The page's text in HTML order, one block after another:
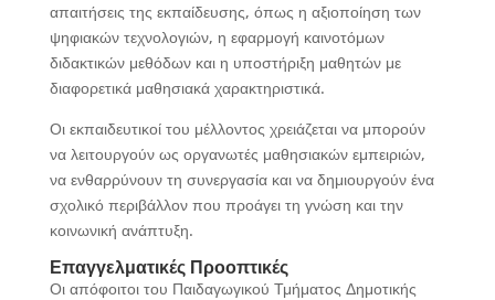
απαιτήσεις της εκπαίδευσης, όπως η αξιοποίηση των
ψηφιακών τεχνολογιών, η εφαρμογή καινοτόμων
διδακτικών μεθόδων και η υποστήριξη μαθητών με
διαφορετικά μαθησιακά χαρακτηριστικά.
Οι εκπαιδευτικοί του μέλλοντος χρειάζεται να μπορούν
να λειτουργούν ως οργανωτές μαθησιακών εμπειριών,
να ενθαρρύνουν τη συνεργασία και να δημιουργούν ένα
σχολικό περιβάλλον που προάγει τη γνώση και την
κοινωνική ανάπτυξη.
Επαγγελματικές Προοπτικές
Οι απόφοιτοι του Παιδαγωγικού Τμήματος Δημοτικής